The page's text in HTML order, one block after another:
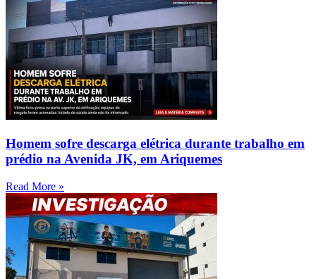
Homem sofre descarga elétrica durante trabalho em
prédio na Avenida JK, em Ariquemes
Read More »